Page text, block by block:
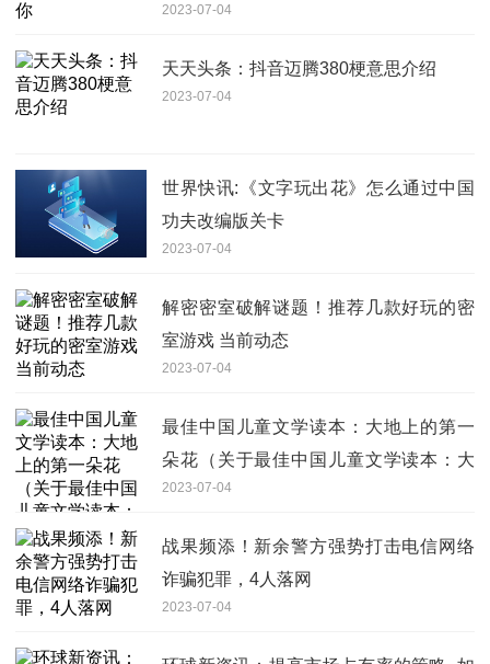
2023-07-04
天天头条：抖音迈腾380梗意思介绍
2023-07-04
世界快讯:《文字玩出花》怎么通过中国
功夫改编版关卡
2023-07-04
解密密室破解谜题！推荐几款好玩的密
室游戏 当前动态
2023-07-04
最佳中国儿童文学读本：大地上的第一
朵花（关于最佳中国儿童文学读本：大
地上的第一朵花介绍） 焦点滚动
2023-07-04
战果频添！新余警方强势打击电信网络
诈骗犯罪，4人落网
2023-07-04